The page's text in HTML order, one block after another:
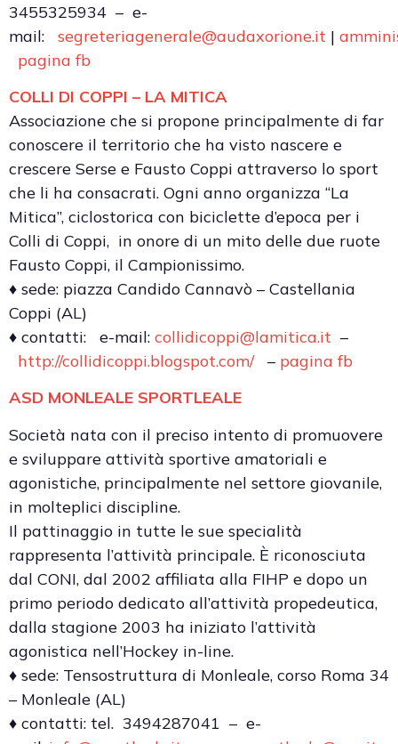
3455325934 – e-
mail: segreteriagenerale@audaxorione.it |
pagina fb
COLLI DI COPPI – LA MITICA
Associazione che si propone principalmente di far
conoscere il territorio che ha visto nascere e
crescere Serse e Fausto Coppi attraverso lo sport
che li ha consacrati. Ogni anno organizza “La
Mitica”, ciclostorica con biciclette d’epoca per i
Colli di Coppi, in onore di un mito delle due ruote
Fausto Coppi, il Campionissimo.
♦ sede: piazza Candido Cannavò – Castellania
Coppi (AL)
♦ contatti: e-mail: collidicoppi@lamitica.it –
http://collidicoppi.blogspot.com/– pagina fb
ASD MONLEALE SPORTLEALE
Società nata con il preciso intento di promuovere
e sviluppare attività sportive amatoriali e
agonistiche, principalmente nel settore giovanile,
in molteplici discipline.
Il pattinaggio in tutte le sue specialità
rappresenta l’attività principale. È riconosciuta
dal CONI, dal 2002 affiliata alla FIHP e dopo un
primo periodo dedicato all’attività propedeutica,
dalla stagione 2003 ha iniziato l’attività
agonistica nell’Hockey in-line.
♦ sede: Tensostruttura di Monleale, corso Roma 34
– Monleale (AL)
♦ contatti: tel. 3494287041 – e-